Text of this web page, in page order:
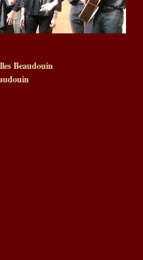
Beaudouin